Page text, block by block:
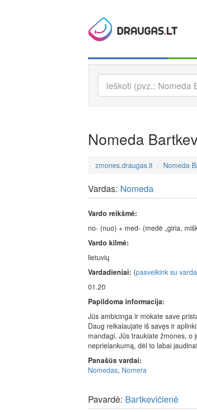
Nomeda
zmones.draugas.lt Nomeda
Vardas: Nomeda
Vardo reikšmė:
no- (nuo) + med- (medė „giria,
Vardo kilmė:
lietuvių
Vardadieniai: (pasveikink su
01.20
Papildoma informacija:
Jūs ambicinga ir mokate save
Daug reikalaujate iš savęs ir
mandagi. Jūs traukiate žmones, o
neprielankumą, dėl to labai
Panašūs vardai:
Nomedas, Nomera
Pavardė: Bartkevičienė